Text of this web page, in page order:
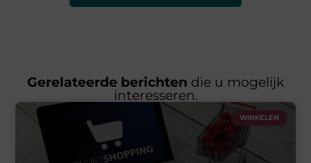
Gerelateerde berichten die u mogelijk
interesseren.
WINKELEN